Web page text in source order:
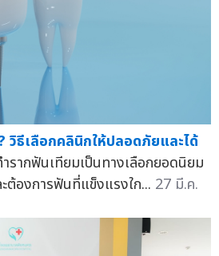
วิธีเลือกคลินิกให้ปลอดภัยและได้
รากฟันเทียมเป็นทางเลือกยอดนิยม
องการฟันที่แข็งแรงใก... 27 มี.ค.